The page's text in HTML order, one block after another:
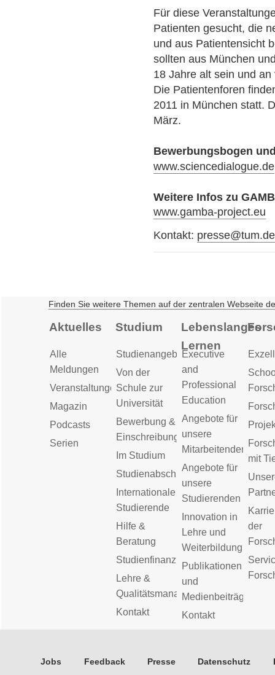
Für diese
Patienten gesucht, die
und aus Patientensicht
sollten aus München
18 Jahre alt sein und
Die Patientenforen
2011 in München statt.
März.
Bewerbungsbogen
www.sciencedialogue.de
Weitere Infos zu
www.gamba-project.eu
Kontakt: presse@tum.de
Finden Sie weitere Themen auf der zentralen Webseite
Aktuelles
Alle
Meldungen
Veranstaltungen
Magazin
Podcasts
Serien
Studium
Studienangebot
Von der
Schule zur
Universität
Bewerbung &
Einschreibung
Im Studium
Studienabschluss
Internationale
Studierende
Hilfe &
Beratung
Studienfinanzierung
Lehre &
Qualitätsmanagement
Kontakt
Lebenslanges
Lernen
Executive
and
Professional
Education
Angebote für
unsere
Mitarbeitenden
Angebote für
unsere
Studierenden
Innovation in
Lehre und
Weiterbildung
Publikationen
und
Medienbeiträge
Kontakt
mit
der
Jobs Feedback Presse Datenschutz